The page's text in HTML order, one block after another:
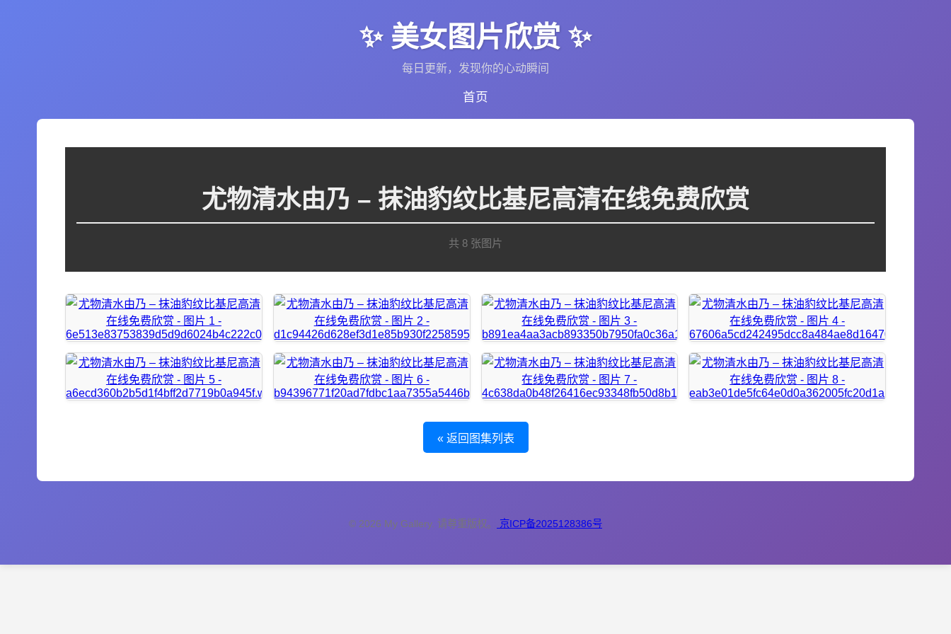
✨ 美女图片欣赏 ✨
每日更新，发现你的心动瞬间
首页
尤物清水由乃 – 抹油豹纹比基尼高清在线免费欣赏
共 8 张图片
« 返回图集列表
© 2026 My Gallery. 请尊重版权。 京ICP备2025128386号